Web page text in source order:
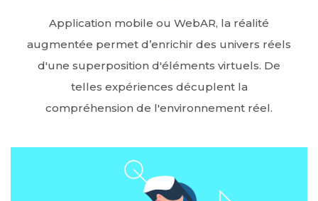
Application mobile ou WebAR, la réalité
augmentée permet d’enrichir des univers réels
d'une superposition d'éléments virtuels. De
telles expériences décuplent la
compréhension de l'environnement réel.